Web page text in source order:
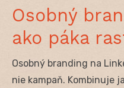
Osobný
ako páka
Osobný branding na
nie kampaň. Kombinuje